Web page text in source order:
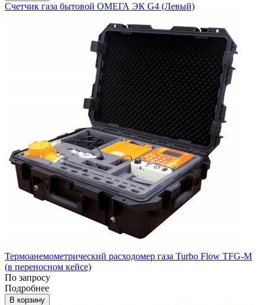
Счетчик газа бытовой ОМЕГА ЭК G4 (Левый)
Термоанемометрический расходомер газа Turbo Flow TFG-М
(в переносном кейсе)
По запросу
Подробнее
В корзину